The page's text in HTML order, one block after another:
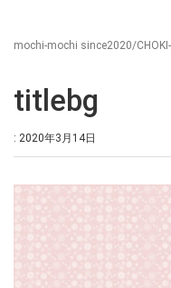
mochi-mochi since2020/
titlebg
: 2020年3月14日